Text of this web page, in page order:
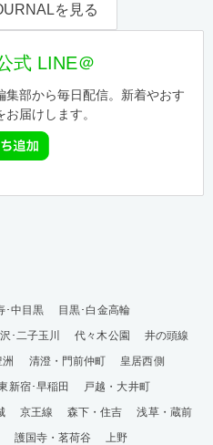
を見る
式 LINE＠
集部から毎日配信。新着やおす
届けします。
･中目黒
目黒･白金高輪
･二子玉川 代々木公園
井の頭線
洲 清澄・門前仲町
皇居西側
新宿･早稲田
戸越・大井町
京王線 森下・住吉
浅草・蔵前
護国寺・茗荷谷
上野